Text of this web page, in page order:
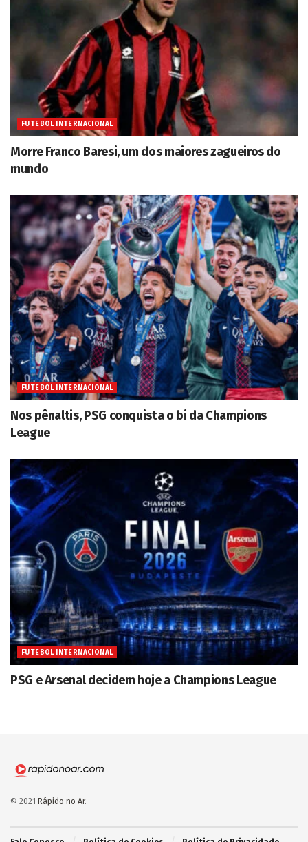
FUTEBOL INTERNACIONAL
Morre Franco Baresi, um dos maiores zagueiros do
mundo
FUTEBOL INTERNACIONAL
Nos pênaltis, PSG conquista o bi da Champions
League
FUTEBOL INTERNACIONAL
PSG e Arsenal decidem hoje a Champions League
© 2021 Rápido no Ar.